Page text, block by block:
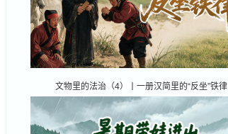
文物里的法治（4）丨一册汉简里的“反坐”铁律